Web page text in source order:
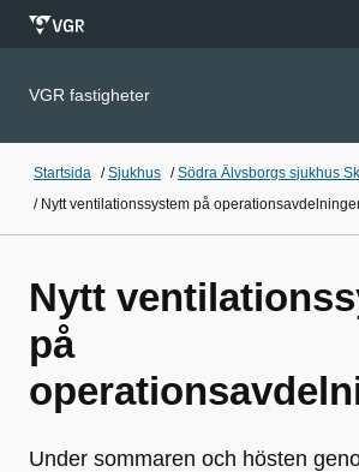
VGR fastigheter
Startsida /Sjukhus /Södra Älvsborgs sjukhus
/ Nytt ventilationssystem på
Nytt
på
Under sommaren och hösten